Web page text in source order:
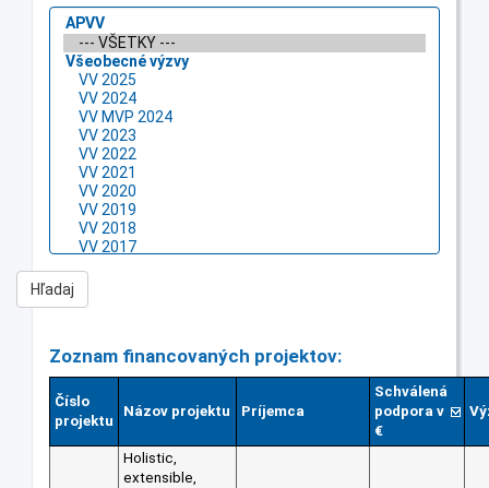
Zoznam financovaných projektov:
Číslo
projektu
Názov projektu Príjemca
Schválená
podpora v
€
Holistic,
extensible,